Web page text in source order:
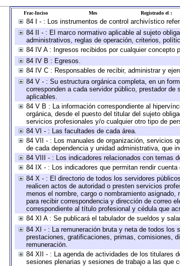
Frac-Inciso Mes Registrado el :
84 I - : Los instrumentos de control archivístico
84 II - : El marco normativo aplicable al sujeto
administrativos, reglas de operación, criterios,
84 IV A : Ingresos recibidos por cualquier concepto
84 IV B : Egresos.
84 IV C : Responsables de recibir, administrar y
84 V - : Su estructura orgánica completa, en un
corresponden a cada servidor público, prestador
aplicables.
84 V B : La información correspondiente al
orgánica, desde el puesto del titular del sujeto
servicios profesionales y/o cualquier otro tipo de
84 VI - : Las facultades de cada área.
84 VII - : Los manuales de organización, servicios
de cada dependencia y unidad administrativa, que
84 VIII - : Los indicadores relacionados con temas
84 IX - : Los indicadores que permitan rendir
84 X - : El directorio de todos los servidores
realicen actos de autoridad o presten servicios
menos el nombre, cargo o nombramiento
para recibir correspondencia y dirección de correo
correspondiente al título profesional y cédula que
84 XI A : Se publicará el tabulador de sueldos y
84 XI - : La remuneración bruta y neta de todos los
prestaciones, gratificaciones, primas, comisiones,
remuneración.
84 XII - : La agenda de actividades de los titulares
sesiones plenarias y sesiones de trabajo a las que